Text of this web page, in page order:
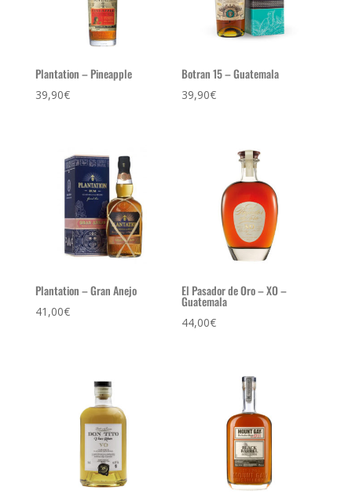
Plantation – Pineapple
39,90€
Botran 15 – Guatemala
39,90€
Plantation – Gran Anejo
41,00€
El Pasador de Oro – XO –
Guatemala
44,00€